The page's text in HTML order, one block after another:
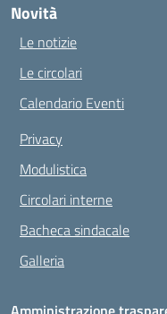
Novità
Le notizie
Le circolari
Calendario Eventi
Privacy
Modulistica
Circolari interne
Bacheca sindacale
Galleria